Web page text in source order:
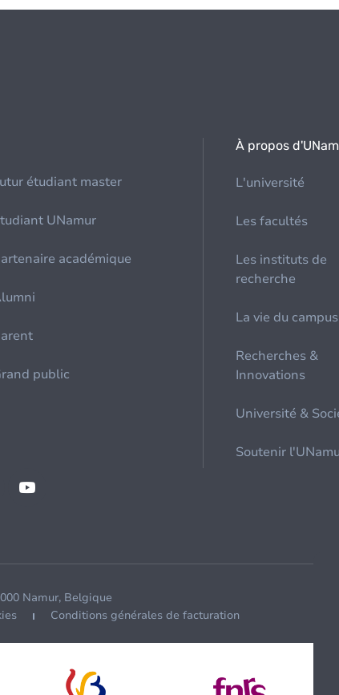
étudiant master
UNamur
académique
public
À propos
L'université
Les facultés
Les instituts de
recherche
La vie du campus
Recherches &
Innovations
Université &
Soutenir
Namur, Belgique
Conditions générales de facturation